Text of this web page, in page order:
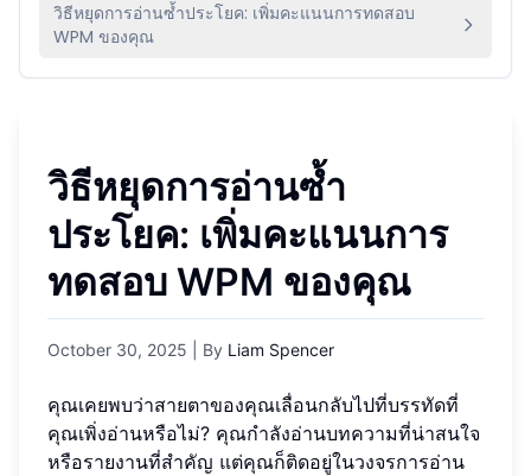
วิธีหยุดการอ่านซ้ำประโยค: เพิ่มคะแนนการทดสอบ
WPM ของคุณ
วิธีหยุดการอ่านซ้ำ
ประโยค: เพิ่มคะแนนการ
ทดสอบ WPM ของคุณ
October 30, 2025 | By Liam Spencer
คุณเคยพบว่าสายตาของคุณเลื่อนกลับไปที่บรรทัดที่
คุณเพิ่งอ่านหรือไม่? คุณกำลังอ่านบทความที่น่าสนใจ
หรือรายงานที่สำคัญ แต่คุณก็ติดอยู่ในวงจรการอ่าน